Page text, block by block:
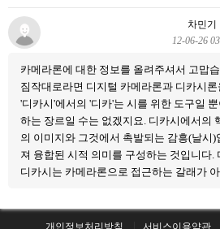
차민기
12-06-26
카메라론에 대한 정보를 올려주셔서 고맙
짐작대로라면 디지털 카메라론과 디카시
'디카시'에서의 '디카'는 시를 위한 도구일
하는 장르일 수는 없겠지요. 디카시에서의
의 이미지와 그것에서 촉발되는 감흥(날시)
져 융합된 시적 의미를 구성하는 것입니다.
디카시는 카메라론으로 접근하는 갈래가
개인정보처리방침 서비스이용약관